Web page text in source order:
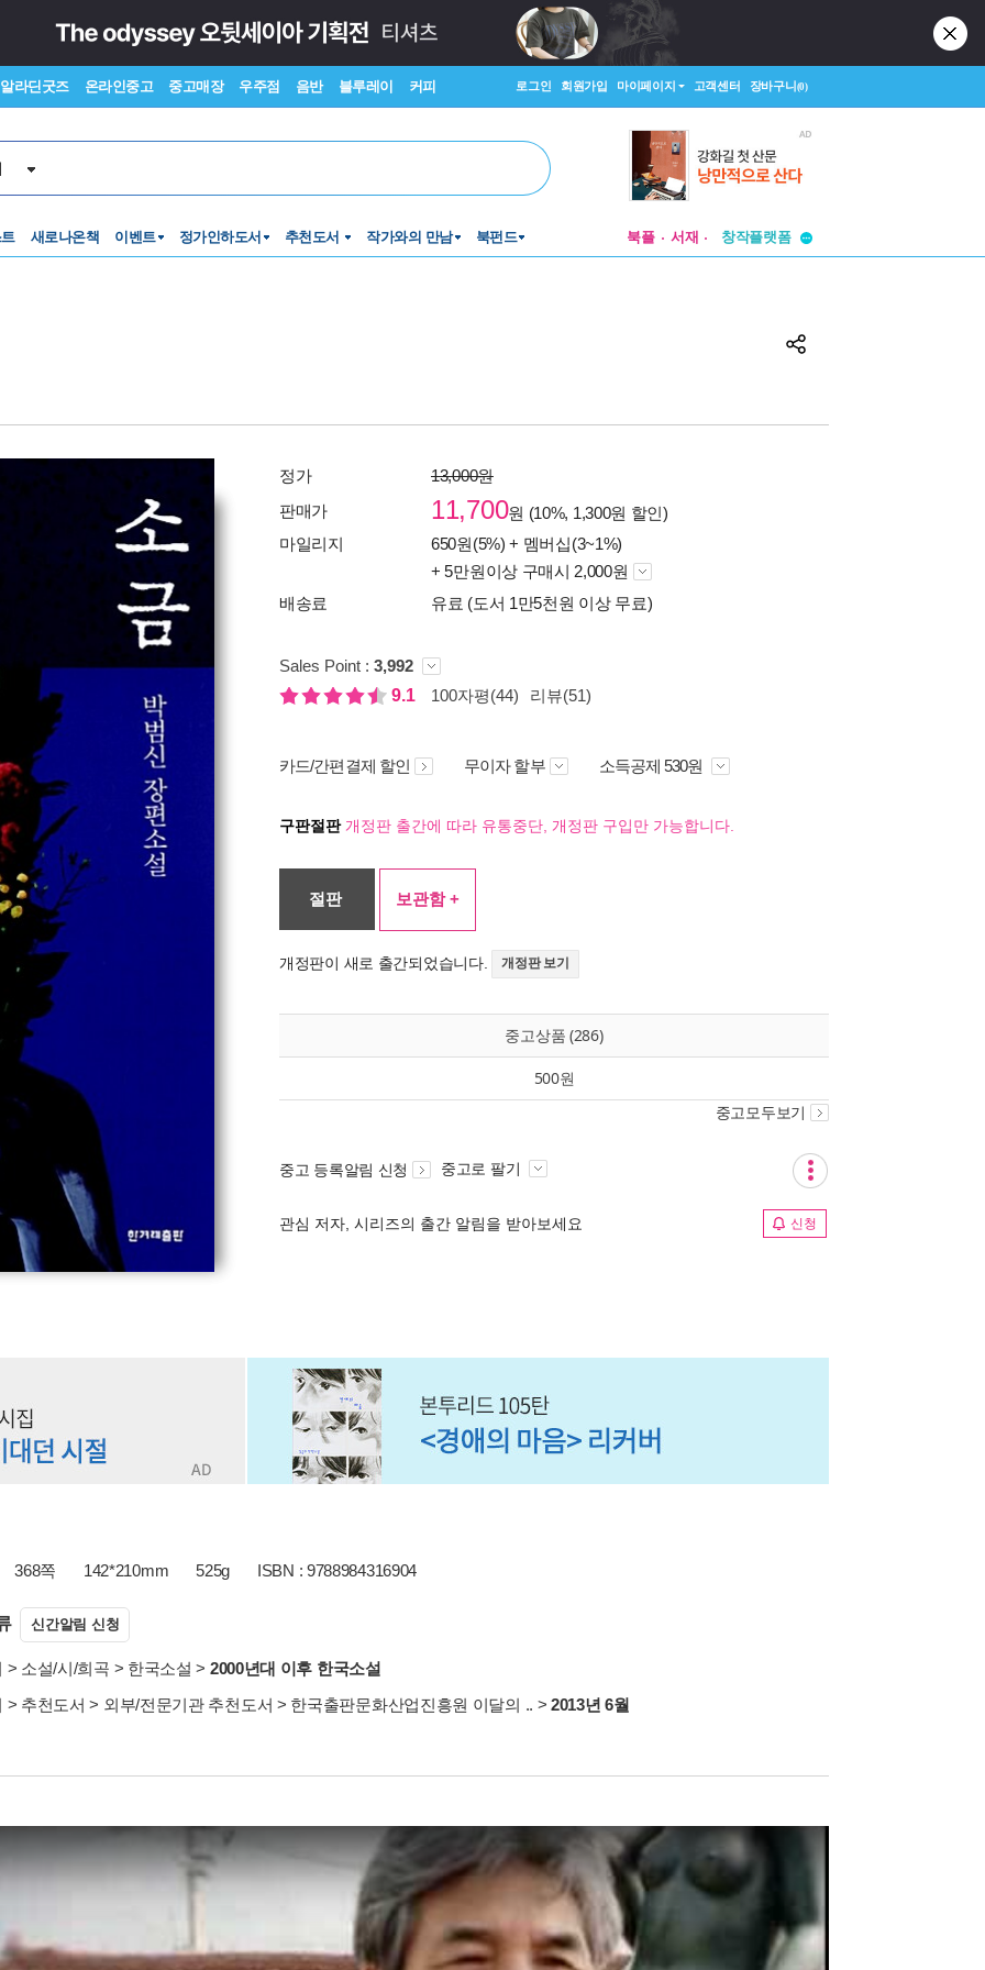
알라딘굿즈 온라인중고 중고매장 우주점 음반 블루레이 커피 로그인 회원가입 마이페이지 고객센터 장바구니(0)
새로나온책 이벤트 정가인하도서 추천도서 작가와의 만남 북펀드 북플 서재
투비컨티뉴드
투비컨티뉴드
정가
13,000원
판매가
11,700원 (10%, 1,300원 할인)
마일리지
650원(5%) + 멤버십(3~1%)
+ 5만원이상 구매시 2,000원
배송료
유료 (도서 1만5천원 이상 무료)
Sales Point : 3,992
9.1
100자평(44) 리뷰(51)
카드/간편결제 할인 무이자 할부 소득공제 530원
구판절판개정판 출간에 따라 유통중단, 개정판 구입만 가능합니다.
절판 보관함 +
개정판이 새로 출간되었습니다. 개정판 보기
중고상품 (286)
500원
중고모두보기
중고 등록알림 신청 중고로 팔기
관심 저자, 시리즈의 출간 알림을 받아보세요 신청
368쪽 142*210mm 525g ISBN : 9788984316904
신간알림 신청
> 소설/시/희곡 > 한국소설 > 2000년대 이후 한국소설
> 추천도서 > 외부/전문기관 추천도서 > 한국출판문화산업진흥원 이달의 .. >2013년 6월